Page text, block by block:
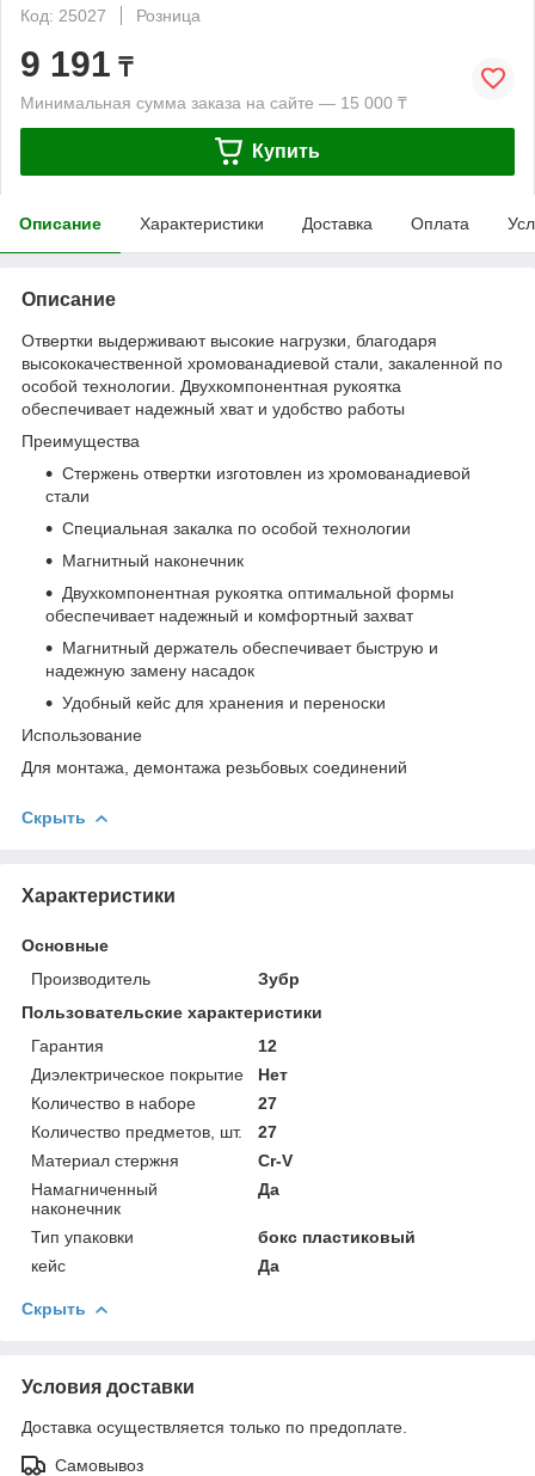
Код: 25027
Розница
9 191 ₸
Минимальная сумма заказа на сайте — 15 000 ₸
Купить
Описание Характеристики Доставка Оплата
Описание
Отвертки выдерживают высокие нагрузки, благодаря
высококачественной хромованадиевой стали, закаленной по
особой технологии. Двухкомпонентная рукоятка
обеспечивает надежный хват и удобство работы
Преимущества
Стержень отвертки изготовлен из хромованадиевой
стали
Специальная закалка по особой технологии
Магнитный наконечник
Двухкомпонентная рукоятка оптимальной формы
обеспечивает надежный и комфортный захват
Магнитный держатель обеспечивает быструю и
надежную замену насадок
Удобный кейс для хранения и переноски
Использование
Для монтажа, демонтажа резьбовых соединений
Скрыть
Характеристики
Основные
Производитель
Зубр
Пользовательские характеристики
Гарантия
12
Диэлектрическое покрытие
Нет
Количество в наборе
27
Количество предметов, шт.
27
Материал стержня
Cr-V
Намагниченный
наконечник
Да
Тип упаковки
бокс пластиковый
кейс
Да
Скрыть
Условия доставки
Доставка осуществляется только по предоплате.
Самовывоз